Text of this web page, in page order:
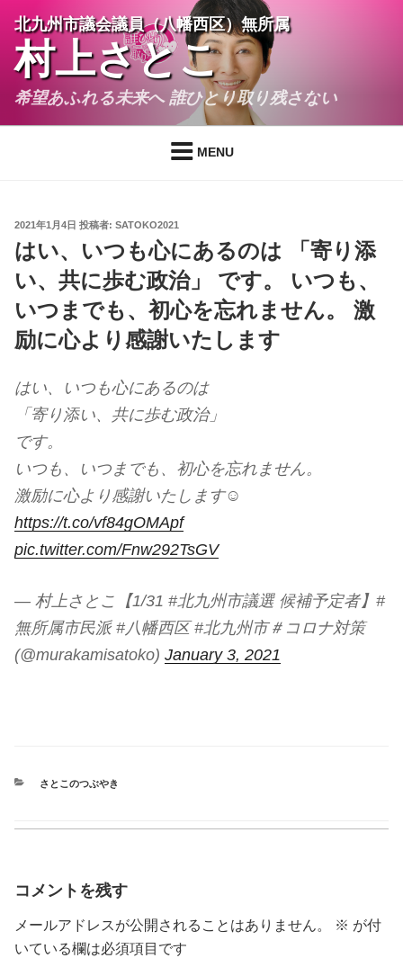
へ
北九州市議会議員（八幡西区）無所属
村上さとこ
希望あふれる未来へ 誰ひとり取り残さない
MENU
投
稿
日:
2021年1月4日 投稿者: SATOKO2021
はい、いつも心にあるのは 「寄り添
い、共に歩む政治」 です。 いつも、
いつまでも、初心を忘れません。 激
励に心より感謝いたします
はい、いつも心にあるのは
「寄り添い、共に歩む政治」
です。
いつも、いつまでも、初心を忘れません。
激励に心より感謝いたします☺
https://t.co/vf84gOMApf
pic.twitter.com/Fnw292TsGV
— 村上さとこ【1/31 #北九州市議選 候補予定者】#
無所属市民派 #八幡西区 #北九州市＃コロナ対策
(@murakamisatoko) January 3, 2021
カ
リ
さとこのつぶやき
コメントを残す
メールアドレスが公開されることはありません。 ※ が付
いている欄は必須項目です